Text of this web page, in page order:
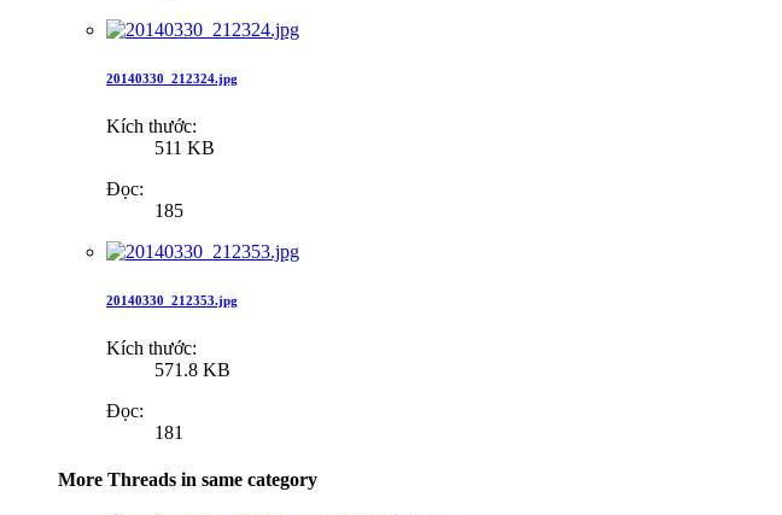
20140330_212324.jpg
Kích thước:
511 KB
Đọc:
185
20140330_212353.jpg
Kích thước:
571.8 KB
Đọc:
181
More Threads in same category